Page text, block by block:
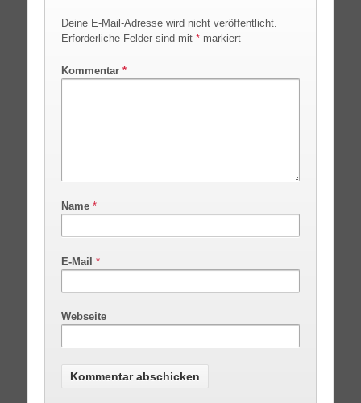
Deine E-Mail-Adresse wird nicht veröffentlicht.
Erforderliche Felder sind mit *markiert
Kommentar *
Name *
E-Mail *
Webseite